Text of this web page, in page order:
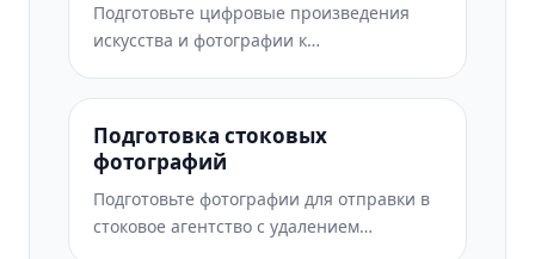
Подготовьте цифровые произведения
искусства и фотографии к
масштабирования AI, расширения
холста, цветопробы и экспорта файлов,
готовых к печати.
Подготовка стоковых
фотографий
Подготовьте фотографии для отправки в
стоковое агентство с удалением